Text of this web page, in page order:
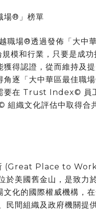
場®」榜單
職場®透過發佈「大中
模和行業 ， 只要是成
獲得認證，從而維持及
角逐「大中華區最佳職
要在 Trust Index© 員
織文化評估中取得合
(Great Place to
於美國舊金山 ，是致力
文化的國際權威機構，
民間組織及政府機關提